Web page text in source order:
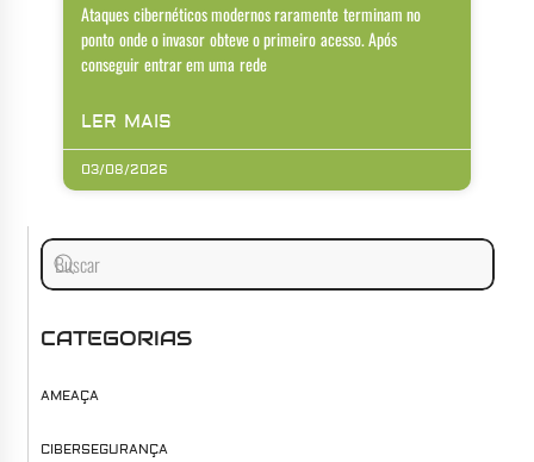
Ataques cibernéticos modernos raramente terminam no
ponto onde o invasor obteve o primeiro acesso. Após
conseguir entrar em uma rede
LER MAIS
03/08/2026
CATEGORIAS
AMEAÇA
CIBERSEGURANÇA